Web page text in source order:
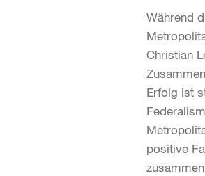
Während
Christian
Erfolg ist
positive